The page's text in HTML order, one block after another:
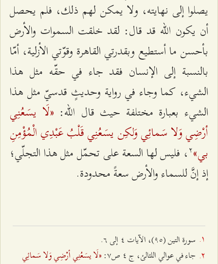
يصلوا إلى نهايته، ولا يمكن لهم ذلك، فلم يحصل
أن يكون الله قد قال: لقد خلقت السموات والأرض
بأحسن ما أستطيع وبقدرتي القاهرة وقوّتي الأزلية، أمّا
بالنسبة إلى الإنسان فقد جاء في حقّه مثل هذا
الشيء، كما وجاء في رواية وحديثٍ قدسيّ مثل هذا
الشيء بعبارة مختلفة حيث قال الله: «لَا یسَعُنِي
أرْضِي وَلا سَمائِي وَلكِن یسَعُنِي قَلْبُ عَبْدِي الْمُؤْمِنِ
بي»٢، فليس لها السعة على تحمّل مثل هذا التجلّي؛
إذ إنَّ للسماء والأرض سعةً محدودة.
سورة التين (٩٥)، الآيات ٤ إلى ٦.
جاء في عوالي اللئالئ، ج ٤ ص۷:
«لَا یسَعُنِي أرْضِي وَلا سَمائِي